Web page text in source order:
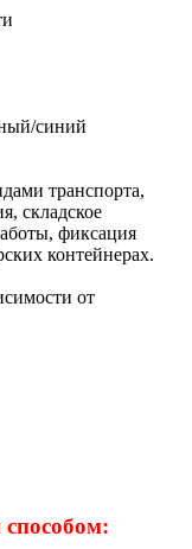
синий
транспорта,
складское
фиксация
контейнерах.
от